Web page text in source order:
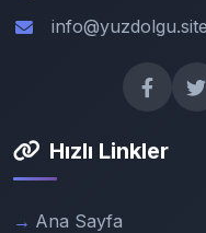
info@yuzdolgu.site
Hızlı Linkler
Ana Sayfa